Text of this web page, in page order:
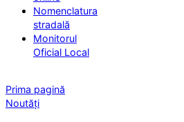
Nomenclatura
stradală
Monitorul
Oficial Local
Prima pagină
Noutăți